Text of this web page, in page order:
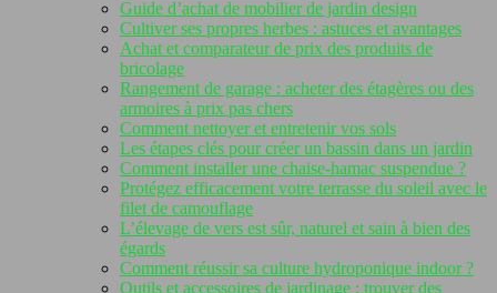
Guide d’achat de mobilier de jardin design
Cultiver ses propres herbes : astuces et avantages
Achat et comparateur de prix des produits de
bricolage
Rangement de garage : acheter des étagères ou des
armoires à prix pas chers
Comment nettoyer et entretenir vos sols
Les étapes clés pour créer un bassin dans un jardin
Comment installer une chaise-hamac suspendue ?
Protégez efficacement votre terrasse du soleil avec le
filet de camouflage
L’élevage de vers est sûr, naturel et sain à bien des
égards
Comment réussir sa culture hydroponique indoor ?
Outils et accessoires de jardinage : trouver des